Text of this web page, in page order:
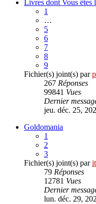
Livres dont Vous êtes
1
…
5
6
7
8
9
Fichier(s) joint(s) par
267 Réponses
99841 Vues
Dernier
jeu. déc. 25,
Goldomania
1
2
3
Fichier(s) joint(s) par
79 Réponses
12781 Vues
Dernier
lun. déc. 29,